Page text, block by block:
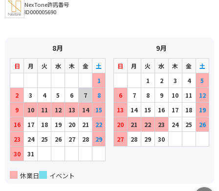
NexTone許諾番号
ID000005690
8月
日 月 火 水 木 金
土
1
2
3 4 5 6 7
8
9
10 11 12 13 14
15
16
17 18 19 20 21
22
23
24 25 26 27 28
29
30
31
9月
日 月 火 水 木 金
土
1
2 3 4
5
6
7 8 9 10 11
12
13
14 15 16 17 18
19
20
21 22 23 24 25
26
27
28 29 30
休業日 イベント